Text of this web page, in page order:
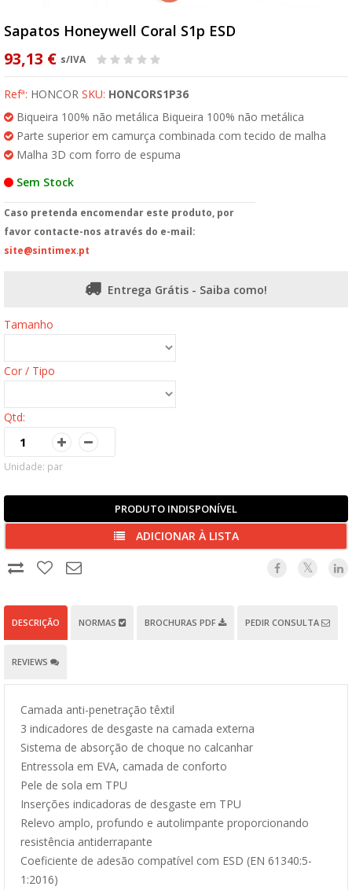
Sapatos Honeywell Coral S1p ESD
93,13 € s/IVA
Refª: HONCOR SKU: HONCORS1P36
Biqueira 100% não metálica Biqueira 100% não metálica
Parte superior em camurça combinada com tecido de malha
Malha 3D com forro de espuma
Sem Stock
Caso pretenda encomendar este produto, por
favor contacte-nos através do e-mail:
site@sintimex.pt
Entrega Grátis - Saiba como!
Tamanho
Cor / Tipo
Qtd:
Unidade: par
PRODUTO INDISPONÍVEL
ADICIONAR À LISTA
DESCRIÇÃO NORMAS BROCHURAS PDF PEDIR CONSULTA
REVIEWS
Camada anti-penetração têxtil
3 indicadores de desgaste na camada externa
Sistema de absorção de choque no calcanhar
Entressola em EVA, camada de conforto
Pele de sola em TPU
Inserções indicadoras de desgaste em TPU
Relevo amplo, profundo e autolimpante proporcionando
resistência antiderrapante
Coeficiente de adesão compatível com ESD (EN 61340:5-
1:2016)